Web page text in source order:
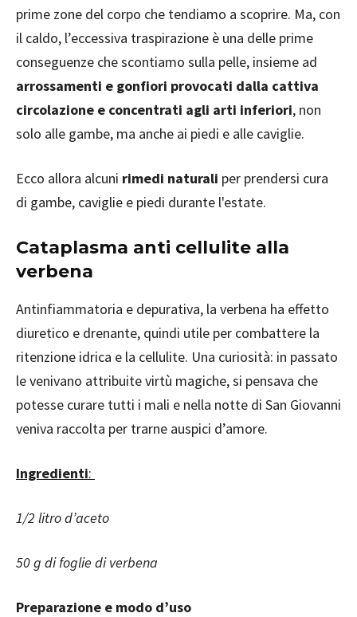
prime zone del corpo che tendiamo a scoprire. Ma, con
il caldo, l’eccessiva traspirazione è una delle prime
conseguenze che scontiamo sulla pelle, insieme ad
arrossamenti e gonfiori provocati dalla cattiva
circolazione e concentrati agli arti inferiori, non
solo alle gambe, ma anche ai piedi e alle caviglie.
Ecco allora alcuni rimedi naturali per prendersi cura
di gambe, caviglie e piedi durante l'estate.
Cataplasma anti cellulite alla
verbena
Antinfiammatoria e depurativa, la verbena ha effetto
diuretico e drenante, quindi utile per combattere la
ritenzione idrica e la cellulite. Una curiosità: in passato
le venivano attribuite virtù magiche, si pensava che
potesse curare tutti i mali e nella notte di San Giovanni
veniva raccolta per trarne auspici d’amore.
Ingredienti:
1/2 litro d’aceto
50 g di foglie di verbena
Preparazione e modo d’uso